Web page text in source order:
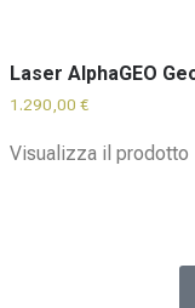
Laser AlphaGEO
1.290,00 €
Visualizza il prodotto